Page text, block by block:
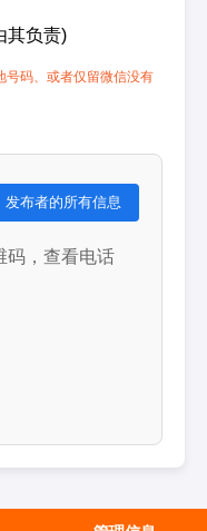
其负责)
号码、或者仅留微信没有
发布者的所有信息
码，查看电话